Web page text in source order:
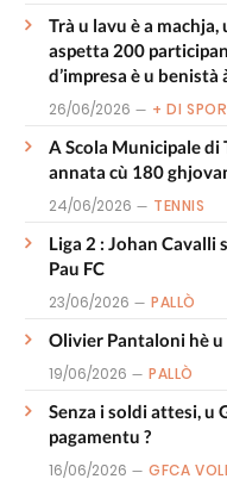
Trà u lavu è a
aspetta 200
d’impresa è u benistà
26/06/2026 + DI
A Scola Municipale di
annata cù 180
24/06/2026 TENNIS
Liga 2 : Johan Cavalli
Pau FC
23/06/2026 PALLÒ
Olivier Pantaloni hè u
19/06/2026 PALLÒ
Senza i soldi attesi, u
pagamentu ?
16/06/2026 GFCA